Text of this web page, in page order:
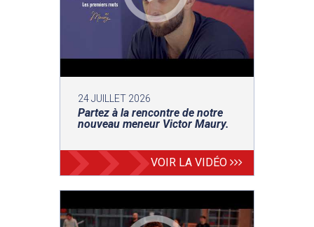
24 JUILLET 2026
Partez à la rencontre de notre
nouveau meneur Victor Maury.
VOIR LA VIDÉO